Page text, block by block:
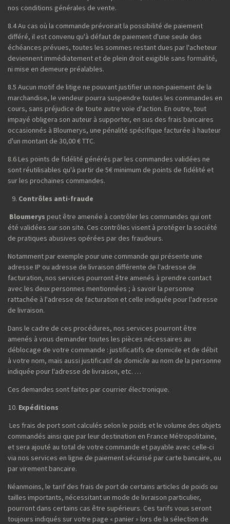
nos conditions générales de vente.
8.4 Au cas où la commande prévoirait la possibilité de paiement
différé, il est convenu qu'à défaut de paiement d'une seule des
échéances prévues, toutes les sommes restant dues par l'acheteur
deviennent immédiatement et de plein droit exigible sans formalité,
ni mise en demeure préalables.
8.5 Aucun motif de litige ne pouvant justifier un non-paiement de la
marchandise, le vendeur pourra suspendre toutes les commandes en
cours, sans préjudice de toute autre voie d'action. En outre, tout
impayé obligera son auteur à supporter, en sus des frais bancaires
occasionnés à Bloumerys, une pénalité spécifique facturée à hauteur
d'un montant de 30,00 € TTC.
8.6 Les points de fidélité générés par les commandes validées ne
sont réutilisables qu'à partir de 5€ minimum de points de fidélité et
sur les prochaines commandes.
Contrôles anti-fraude
Bloumerys peut être amenée à contrôler les commandes qui ont
été validées sur son site. Ces contrôles visent à protéger la société
de pratiques abusives opérées par des fraudeurs.
Notamment par exemple pour une commande qui présente une
adresse IP ou adresse de livraison différente de l'adresse de
facturation, nos services pourront être amenés à prendre contact
avec les deux personnes mentionnées ; à savoir la personne
rattachée à l'adresse de facturation et celle indiquée pour l'adresse
de livraison.
Dans le cadre de ces procédures, nos services pourront être
amenés à vous demander toutes les pièces nécessaires au
déblocage de votre commande : justificatifs de domicile et de débit
à votre nom, mais aussi justificatif de domicile au nom de la personne
indiquée pour l'adresse de livraison, etc. …
Ces demandes sont faites par courrier électronique.
Expéditions
Les frais de port sont calculés selon le poids et le volume des objets
commandés ainsi que par leur destination en France Métropolitaine,
et sera ajouté au total de votre commande et payable avec celle-ci
via nos services en ligne de paiement sécurisé par carte bancaire, ou
par virement bancaire.
Néanmoins, le tarif des frais de port de certains articles de poids ou
tailles importants, nécessitant un mode de livraison particulier,
pourront dans certains cas être supérieurs. Ces tarifs vous seront
toujours indiqués sur votre page « panier » lors de la sélection de